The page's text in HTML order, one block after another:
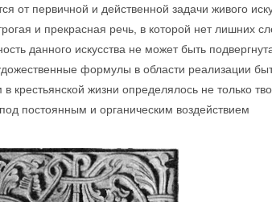
от первичной и действенной задачи живого
и прекрасная речь, в которой нет лишних
данного искусства не может быть
формулы в области реализации
жизни определялось не только
постоянным и органическим воздействием